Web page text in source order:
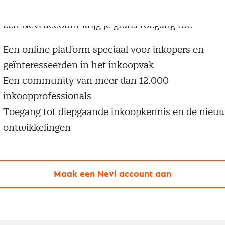
een Nevi account krijg je gratis toegang tot:
Een online platform speciaal voor inkopers en
geïnteresseerden in het inkoopvak
Een community van meer dan 12.000
inkoopprofessionals
Toegang tot diepgaande inkoopkennis en de
ontwikkelingen
Maak een Nevi account aan